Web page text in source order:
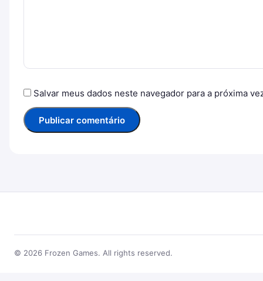
Salvar meus dados neste navegador para a próxima
© 2026 Frozen Games. All rights reserved.